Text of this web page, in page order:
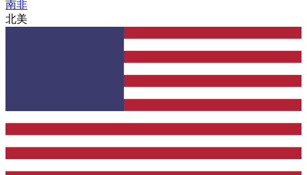
南非
北美